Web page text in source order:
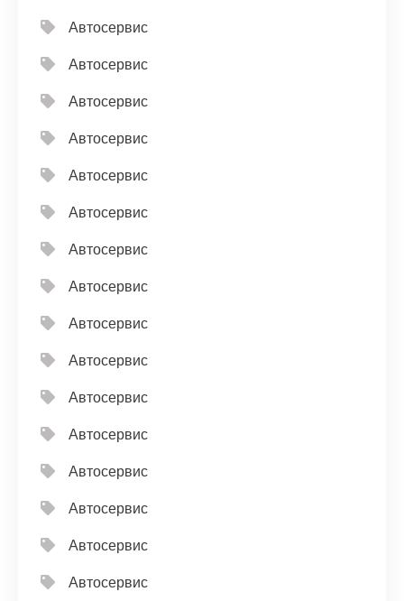
Автосервис
Автосервис
Автосервис
Автосервис
Автосервис
Автосервис
Автосервис
Автосервис
Автосервис
Автосервис
Автосервис
Автосервис
Автосервис
Автосервис
Автосервис
Автосервис